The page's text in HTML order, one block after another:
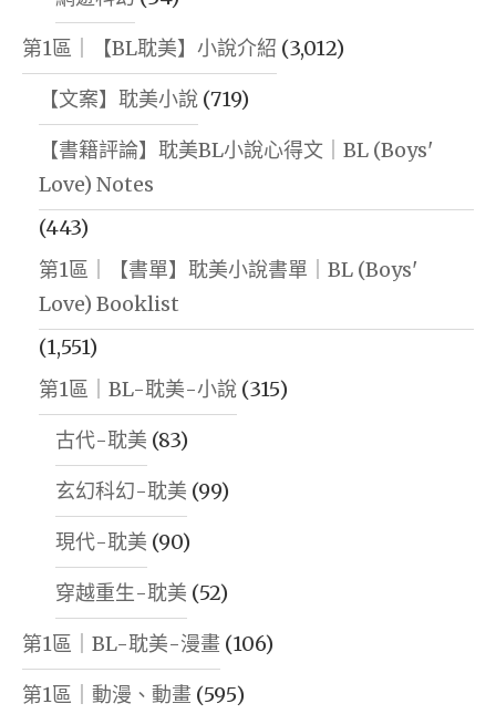
第1區｜【BL耽美】小說介紹 (3,012)
【文案】耽美小說 (719)
【書籍評論】耽美BL小說心得文｜BL (Boys'
Love) Notes
(443)
第1區｜【書單】耽美小說書單｜BL (Boys'
Love) Booklist
(1,551)
第1區｜BL-耽美-小說 (315)
古代-耽美 (83)
玄幻科幻-耽美 (99)
現代-耽美 (90)
穿越重生-耽美 (52)
第1區｜BL-耽美-漫畫 (106)
第1區｜動漫、動畫 (595)